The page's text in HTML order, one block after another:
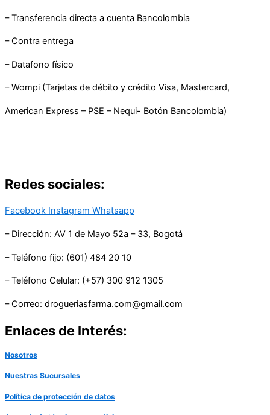
– Transferencia directa a cuenta Bancolombia
– Contra entrega
– Datafono físico
– Wompi (Tarjetas de débito y crédito Visa, Mastercard,
American Express – PSE – Nequi- Botón Bancolombia)
Redes sociales:
Facebook Instagram Whatsapp
– Dirección: AV 1 de Mayo 52a – 33, Bogotá
– Teléfono fijo: (601) 484 20 10
– Teléfono Celular: (+57) 300 912 1305
– Correo: drogueriasfarma.com@gmail.com
Enlaces de Interés:
Nosotros
Nuestras Sucursales
Política de protección de datos